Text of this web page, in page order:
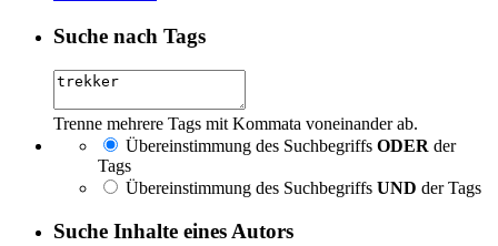
Suche nach Tags
Trenne mehrere Tags mit Kommata voneinander ab.
Übereinstimmung des Suchbegriffs ODER der
Tags
Übereinstimmung des Suchbegriffs UND der Tags
Suche Inhalte eines Autors